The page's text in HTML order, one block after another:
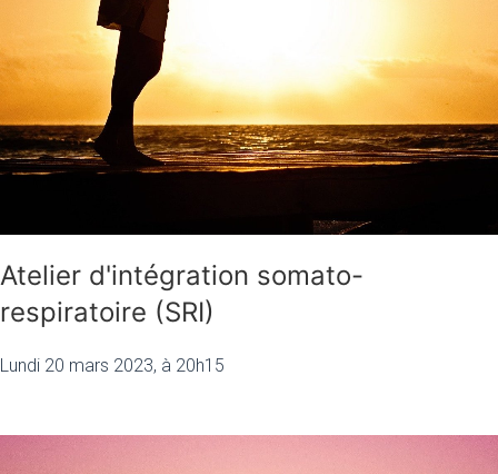
Atelier d'intégration somato-
respiratoire (SRI)
Lundi 20 mars 2023, à 20h15